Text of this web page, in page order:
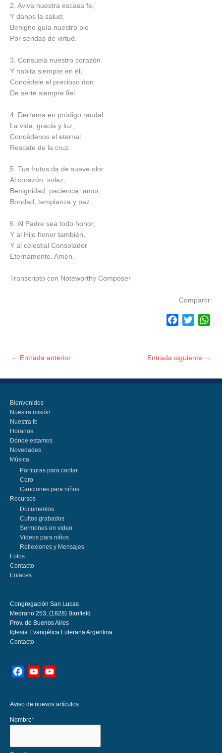
2. Aviva nuestra escasa fe,
Y danos la salud;
Benigno guía nuestro pie
Por sendas de virtud.
3. Consuela nuestro corazón
Y habita siempre en él;
Concédele el precioso don
De serte siempre fiel.
4. Derrama en pródigo raudal
La vida, gracia y luz;
Concédenos el eternal
Rescate de la cruz.
5. Tus frutos da de suave olor
Al corazón: solaz,
Benignidad, paciencia, amor,
Bondad, templanza y paz.
6. Al Padre sea todo honor,
Y al Hijo honor también,
Y al celestial Consolador
Eternamente. Amén.
Transcripto con Noteworthy Composer
Compartir:
e
o
t
e
A
← Entrada anterior Entrada siguiente →
Bienvenidos
Nuestra misión
Nuestra fe
Horarios
Dónde estamos
Novedades
Música
Partituras para cantar
Coro
Canciones para niños
Recursos
Documentos
Cultos grabados
Sermones en video
Videos para niños
Reflexiones y Mensajes
Fotos
Contacto
Enlaces
Congregación San Lucas
Medrano 253, (1828) Banfield
Prov. de Buenos Aires
Iglesia Evangélica Luterana Argentina
Contacto
FacebookYouTube
Aviso de nuevos artículos
Nombre*